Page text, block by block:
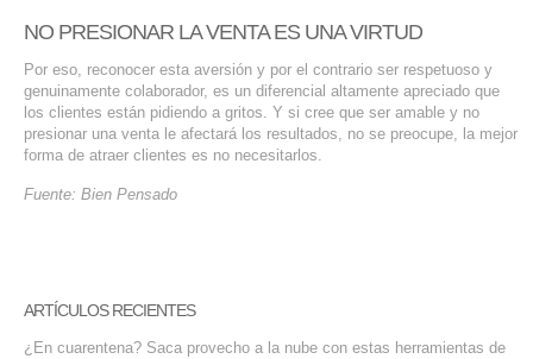
NO PRESIONAR LA VENTA ES UNA VIRTUD
Por eso, reconocer esta aversión y por el contrario ser respetuoso y
genuinamente colaborador, es un diferencial altamente apreciado que
los clientes están pidiendo a gritos. Y si cree que ser amable y no
presionar una venta le afectará los resultados, no se preocupe, la mejor
forma de atraer clientes es no necesitarlos.
Fuente: Bien Pensado
ARTÍCULOS RECIENTES
¿En cuarentena? Saca provecho a la nube con estas herramientas de